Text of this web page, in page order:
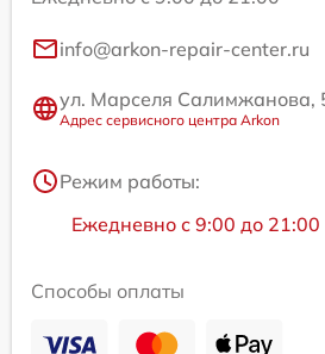
info@arkon-repair-center.ru
ул. Марселя Салимжанова,
Адрес сервисного центра Arkon
Режим работы:
Ежедневно с 9:00 до 21:00
Способы оплаты